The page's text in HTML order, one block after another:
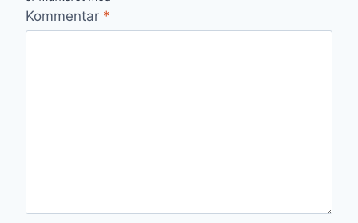
Kommentar *